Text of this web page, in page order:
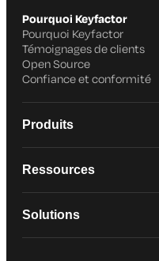
Pourquoi Keyfactor
Pourquoi Keyfactor
Témoignages de clients
Open Source
Confiance et conformité
Produits
Ressources
Solutions